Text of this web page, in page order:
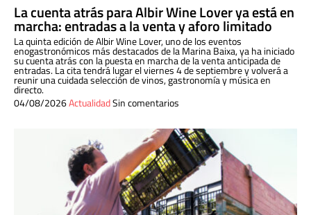
La cuenta atrás para Albir Wine Lover ya está en
marcha: entradas a la venta y aforo limitado
La quinta edición de Albir Wine Lover, uno de los eventos
enogastronómicos más destacados de la Marina Baixa, ya ha iniciado
su cuenta atrás con la puesta en marcha de la venta anticipada de
entradas. La cita tendrá lugar el viernes 4 de septiembre y volverá a
reunir una cuidada selección de vinos, gastronomía y música en
directo.
04/08/2026ActualidadSin comentarios